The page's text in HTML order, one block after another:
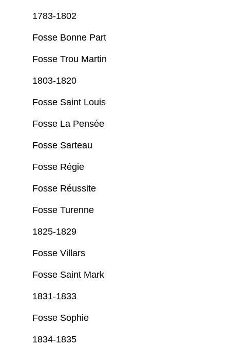
1783-1802
Fosse Bonne Part
Fosse Trou Martin
1803-1820
Fosse Saint Louis
Fosse La Pensée
Fosse Sarteau
Fosse Régie
Fosse Réussite
Fosse Turenne
1825-1829
Fosse Villars
Fosse Saint Mark
1831-1833
Fosse Sophie
1834-1835